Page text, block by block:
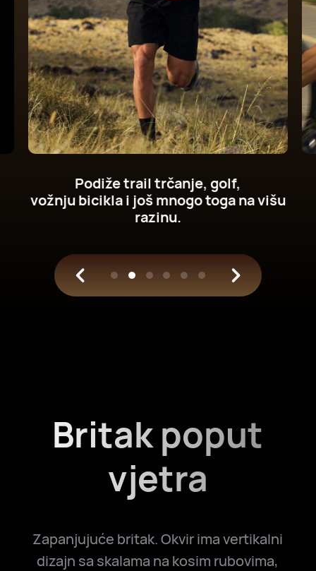
Preuzmite nove metrike snage
bicikliranja na svoje zapešće.
Trenirajte uz pomoć znanosti.
Britak poput
vjetra
Zapanjujuće britak. Okvir ima vertikalni
dizajn sa skalama na kosim rubovima,